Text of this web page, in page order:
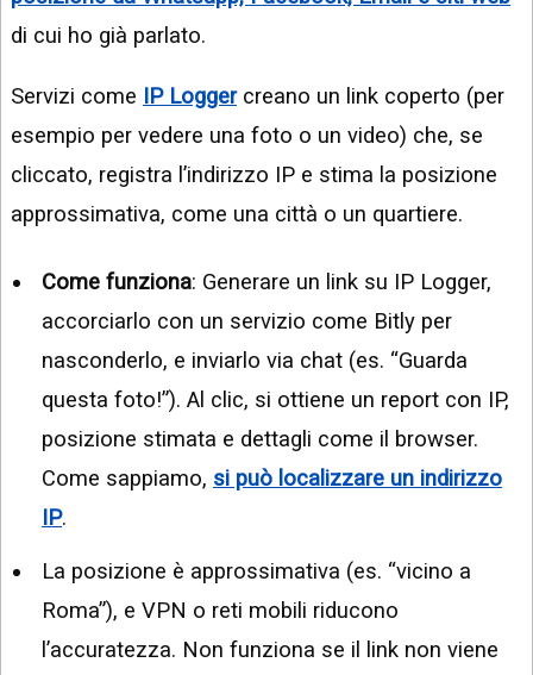
di cui ho già parlato.
Servizi come IP Loggercreano un link coperto (per
esempio per vedere una foto o un video) che, se
cliccato, registra l’indirizzo IP e stima la posizione
approssimativa, come una città o un quartiere.
Come funziona: Generare un link su IP Logger,
accorciarlo con un servizio come Bitly per
nasconderlo, e inviarlo via chat (es. “Guarda
questa foto!”). Al clic, si ottiene un report con IP,
posizione stimata e dettagli come il browser.
Come sappiamo, si può localizzare un indirizzo
IP.
La posizione è approssimativa (es. “vicino a
Roma”), e VPN o reti mobili riducono
l’accuratezza. Non funziona se il link non viene